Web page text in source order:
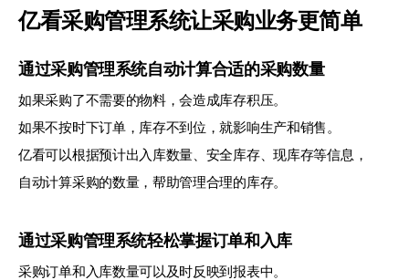
亿看采购管理系统让采购业务更简单
通过采购管理系统自动计算合适的采购数量
如果采购了不需要的物料，会造成库存积压。
如果不按时下订单，库存不到位，就影响生产和销售。
亿看可以根据预计出入库数量、安全库存、现库存等信息，
自动计算采购的数量，帮助管理合理的库存。
通过采购管理系统轻松掌握订单和入库
采购订单和入库数量可以及时反映到报表中。